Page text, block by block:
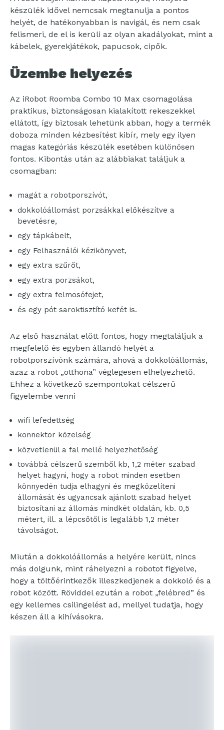
készülék idővel nemcsak megtanulja a pontos
helyét, de hatékonyabban is navigál, és nem csak
felismeri, de el is kerüli az olyan akadályokat, mint a
kábelek, gyerekjátékok, papucsok, cipők.
Üzembe helyezés
Az iRobot Roomba Combo 10 Max csomagolása
praktikus, biztonságosan kialakított rekeszekkel
ellátott, így biztosak lehetünk abban, hogy a termék
doboza minden kézbesítést kibír, mely egy ilyen
magas kategóriás készülék esetében különösen
fontos. Kibontás után az alábbiakat találjuk a
csomagban:
magát a robotporszívót,
dokkolóállomást porzsákkal előkészítve a
bevetésre,
egy tápkábelt,
egy Felhasználói kézikönyvet,
egy extra szűrőt,
egy extra porzsákot,
egy extra felmosófejet,
és egy pót saroktisztító kefét is.
Az első használat előtt fontos, hogy megtaláljuk a
megfelelő és egyben állandó helyét a
robotporszívónk számára, ahová a dokkolóállomás,
azaz a robot „otthona” véglegesen elhelyezhető.
Ehhez a következő szempontokat célszerű
figyelembe venni
wifi lefedettség
konnektor közelség
közvetlenül a fal mellé helyezhetőség
továbbá célszerű szemből kb, 1,2 méter szabad
helyet hagyni, hogy a robot minden esetben
könnyedén tudja elhagyni és megközelíteni
állomását és ugyancsak ajánlott szabad helyet
biztosítani az állomás mindkét oldalán, kb. 0,5
métert, ill. a lépcsőtől is legalább 1,2 méter
távolságot.
Miután a dokkolóállomás a helyére került, nincs
más dolgunk, mint ráhelyezni a robotot figyelve,
hogy a töltőérintkezők illeszkedjenek a dokkoló és a
robot között. Röviddel ezután a robot „felébred” és
egy kellemes csilingelést ad, mellyel tudatja, hogy
készen áll a kihívásokra.